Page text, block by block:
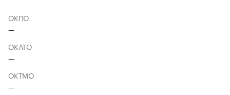
ОКПО
—
ОКАТО
—
ОКТМО
—